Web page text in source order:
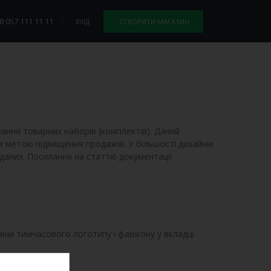
057 111 11 11 ВХІД СТВОРИТИ МАГАЗИН
товарних наборів (комплектів). Даний
підвищення продажів. У більшості дизайнів
Посилання на статтю документації
тимчасового логотипу і фавікону у вкладці